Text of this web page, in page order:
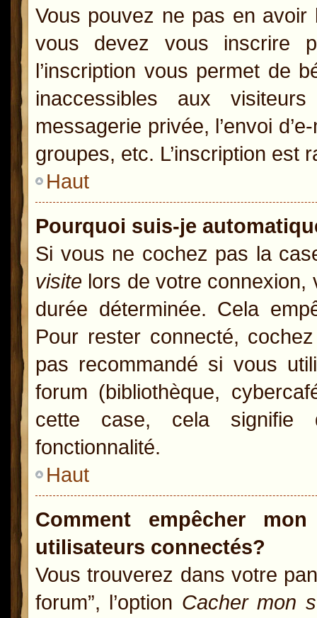
Vous pouvez ne pas en avoir
vous devez vous inscrire
l’inscription vous permet de
inaccessibles aux
messagerie privée, l’envoi
groupes, etc. L’inscription est
Haut
Pourquoi suis-je
Si vous ne cochez pas la
visite lors de votre connexion,
durée déterminée. Cela
Pour rester connecté,
pas recommandé si vous
forum (bibliothèque,
cette case, cela signifie
fonctionnalité.
Haut
Comment empêcher
utilisateurs connectés?
Vous trouverez dans votre
forum”, l’option Cacher mon